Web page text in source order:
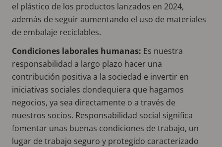
el plástico de los productos lanzados en 2024,
además de seguir aumentando el uso de materiales
de embalaje reciclables.
Condiciones laborales humanas: Es nuestra
responsabilidad a largo plazo hacer una
contribución positiva a la sociedad e invertir en
iniciativas sociales dondequiera que hagamos
negocios, ya sea directamente o a través de
nuestros socios. Responsabilidad social significa
fomentar unas buenas condiciones de trabajo, un
lugar de trabajo seguro y protegido caracterizado